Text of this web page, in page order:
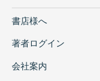
書店様へ
著者ログイン
会社案内